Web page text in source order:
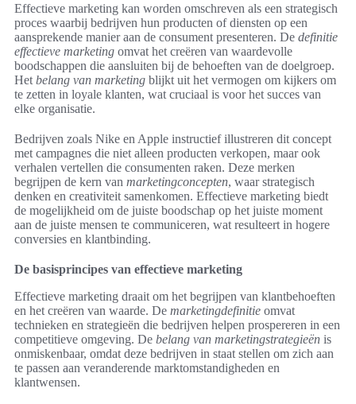
Effectieve marketing kan worden omschreven als een strategisch
proces waarbij bedrijven hun producten of diensten op een
aansprekende manier aan de consument presenteren. De definitie
effectieve marketing omvat het creëren van waardevolle
boodschappen die aansluiten bij de behoeften van de doelgroep.
Het belang van marketing blijkt uit het vermogen om kijkers om
te zetten in loyale klanten, wat cruciaal is voor het succes van
elke organisatie.
Bedrijven zoals Nike en Apple instructief illustreren dit concept
met campagnes die niet alleen producten verkopen, maar ook
verhalen vertellen die consumenten raken. Deze merken
begrijpen de kern van marketingconcepten, waar strategisch
denken en creativiteit samenkomen. Effectieve marketing biedt
de mogelijkheid om de juiste boodschap op het juiste moment
aan de juiste mensen te communiceren, wat resulteert in hogere
conversies en klantbinding.
De basisprincipes van effectieve marketing
Effectieve marketing draait om het begrijpen van klantbehoeften
en het creëren van waarde. De marketingdefinitie omvat
technieken en strategieën die bedrijven helpen prospereren in een
competitieve omgeving. De belang van marketingstrategieën is
onmiskenbaar, omdat deze bedrijven in staat stellen om zich aan
te passen aan veranderende marktomstandigheden en
klantwensen.